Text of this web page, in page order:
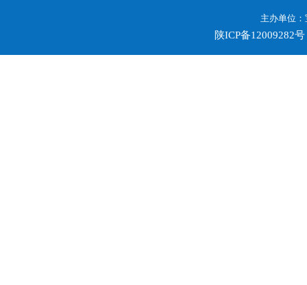
主办单位
陕ICP备12009282号